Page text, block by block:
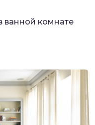
ванной комнате